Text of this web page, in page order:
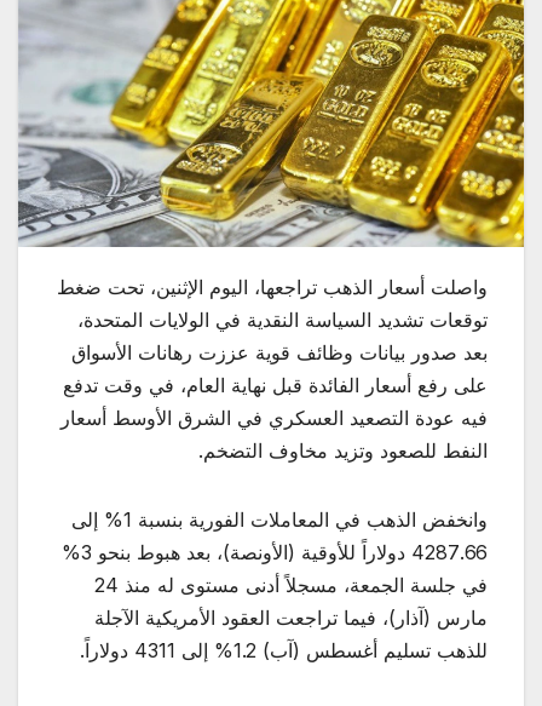
واصلت أسعار الذهب تراجعها، اليوم الإثنين، تحت ضغط
توقعات تشديد السياسة النقدية في الولايات المتحدة،
بعد صدور بيانات وظائف قوية عززت رهانات الأسواق
على رفع أسعار الفائدة قبل نهاية العام، في وقت تدفع
فيه عودة التصعيد العسكري في الشرق الأوسط أسعار
النفط للصعود وتزيد مخاوف التضخم.
وانخفض الذهب في المعاملات الفورية بنسبة 1% إلى
4287.66 دولاراً للأوقية (الأونصة)، بعد هبوط بنحو 3%
في جلسة الجمعة، مسجلاً أدنى مستوى له منذ 24
مارس (آذار)، فيما تراجعت العقود الأمريكية الآجلة
للذهب تسليم أغسطس (آب) 1.2% إلى 4311 دولاراً.